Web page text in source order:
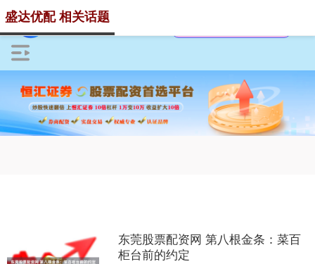
盛达优配 相关话题
东莞股票配资网 第八根金条：菜百
柜台前的约定